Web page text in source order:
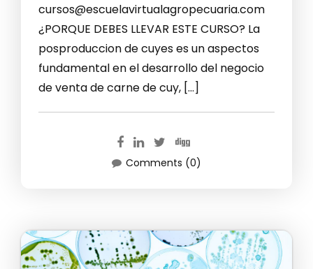
cursos@escuelavirtualagropecuaria.com
¿PORQUE DEBES LLEVAR ESTE CURSO? La
posproduccion de cuyes es un aspectos
fundamental en el desarrollo del negocio
de venta de carne de cuy, […]
Comments (0)